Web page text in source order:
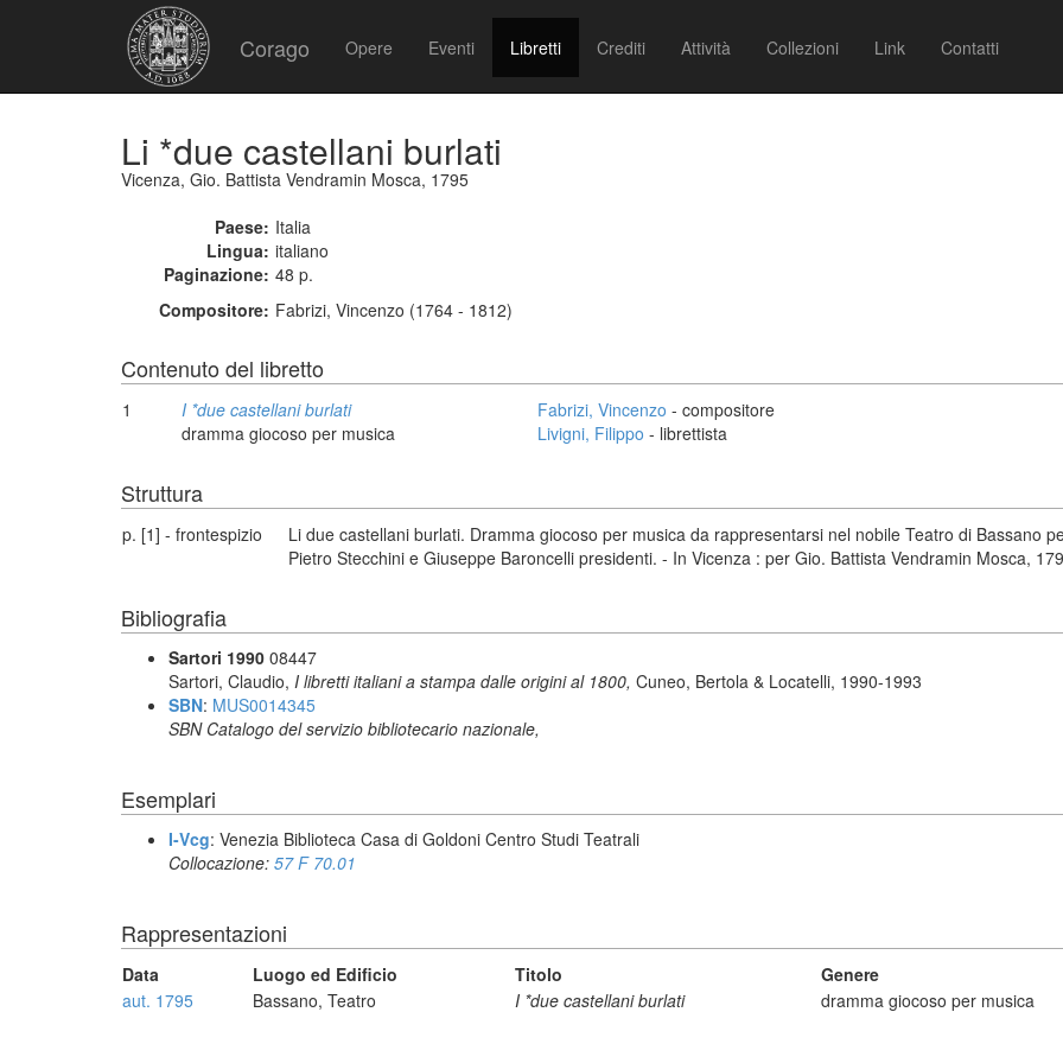
Corago Opere Eventi Libretti Crediti Attività Collezioni Link Contatti
Li *due castellani burlati
Vicenza, Gio. Battista Vendramin Mosca, 1795
Paese: Italia
Lingua: italiano
Paginazione: 48 p.
Compositore: Fabrizi, Vincenzo (1764 - 1812)
Contenuto del libretto
1
I *due castellani burlati
dramma giocoso per musica
Fabrizi, Vincenzo - compositore
Livigni, Filippo - librettista
Struttura
p. [1] - frontespizio
Li due castellani burlati. Dramma giocoso per musica da rappresentarsi nel nobile Teatro di Bassano
Pietro Stecchini e Giuseppe Baroncelli presidenti. - In Vicenza : per Gio. Battista Vendramin Mosca,
Bibliografia
Sartori 1990 08447
Sartori, Claudio, I libretti italiani a stampa dalle origini al 1800, Cuneo, Bertola & Locatelli, 1990-1993
SBN: MUS0014345
SBN Catalogo del servizio bibliotecario nazionale,
Esemplari
I-Vcg: Venezia Biblioteca Casa di Goldoni Centro Studi Teatrali
Collocazione: 57 F 70.01
Rappresentazioni
Data Luogo ed Edificio Titolo Genere
aut. 1795
Bassano, Teatro I *due castellani burlati dramma giocoso per musica